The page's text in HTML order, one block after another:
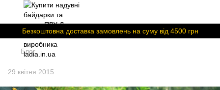
Безкоштовна доставка замовлень на суму вiд 4500 грн
Блог
29 квітня 2015